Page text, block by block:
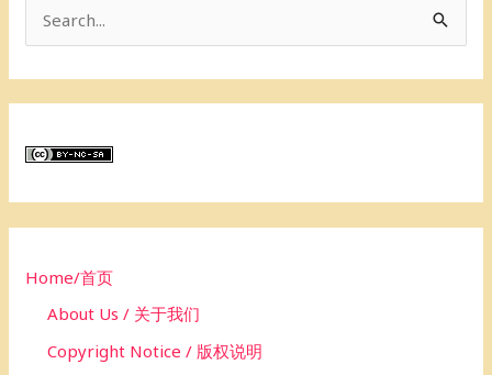
c
rHome/首页
About Us / 关于我们
Copyright Notice / 版权说明